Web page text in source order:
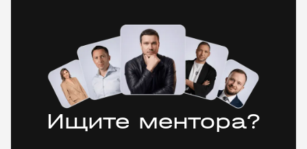
Ищите ментора?